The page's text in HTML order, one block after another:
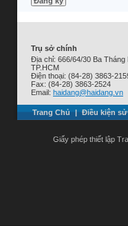
Trụ sở chính
Địa chỉ: 666/64/30 Ba Tháng
TP.HCM
Điện thoại: (84-28) 3863-
Fax: (84-28) 3863-2524
Email: haidang@haidang.vn
Trang Chủ | Điều kiện
Giấy phép thiết lập